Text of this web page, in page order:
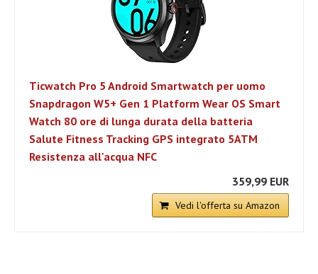
Ticwatch Pro 5 Android Smartwatch per uomo
Snapdragon W5+ Gen 1 Platform Wear OS Smart
Watch 80 ore di lunga durata della batteria
Salute Fitness Tracking GPS integrato 5ATM
Resistenza all'acqua NFC
359,99 EUR
Vedi l'offerta su Amazon